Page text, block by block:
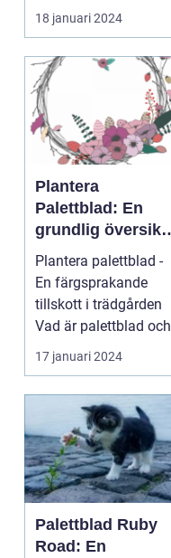
blivit allt mer eftertra...
18 januari 2024
Plantera
Palettblad: En
grundlig översikt
och presentation
Plantera palettblad -
En färgsprakande
tillskott i trädgården
Vad är palettblad och
vilka typer fin...
17 januari 2024
Palettblad Ruby
Road: En